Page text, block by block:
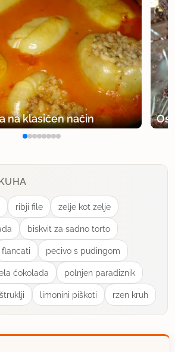
na klasičen način
ribji file zelje kot zelje
biskvit za sadno torto
flancati pecivo s pudingom
ćokolada polnjen paradiznik
štruklji limonini piškoti rzen kruh